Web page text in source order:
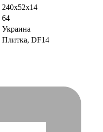
240x52x14
64
Украина
Плитка, DF14